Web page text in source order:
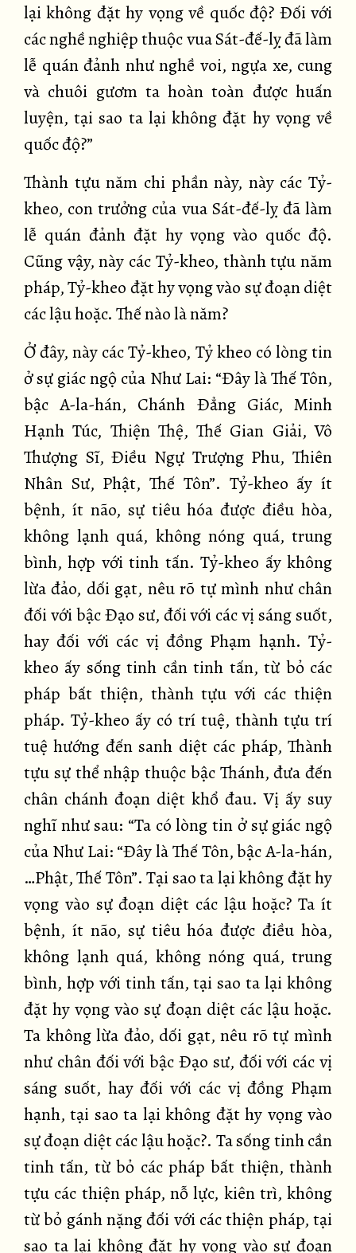
lại không đặt hy vọng về quốc độ? Đối với
các nghề nghiệp thuộc vua Sát-đế-lỵ đã làm
lễ quán đảnh như nghề voi, ngựa xe, cung
và chuôi gươm ta hoàn toàn được huấn
luyện, tại sao ta lại không đặt hy vọng về
quốc độ?”
Thành tựu năm chi phần này, này các Tỷ-
kheo, con trưởng của vua Sát-đế-lỵ đã làm
lễ quán đảnh đặt hy vọng vào quốc độ.
Cũng vậy, này các Tỷ-kheo, thành tựu năm
pháp, Tỷ-kheo đặt hy vọng vào sự đoạn diệt
các lậu hoặc. Thế nào là năm?
Ở đây, này các Tỷ-kheo, Tỷ kheo có lòng tin
ở sự giác ngộ của Như Lai: “Đây là Thế Tôn,
bậc A-la-hán, Chánh Đẳng Giác, Minh
Hạnh Túc, Thiện Thệ, Thế Gian Giải, Vô
Thượng Sĩ, Điều Ngự Trượng Phu, Thiên
Nhân Sư, Phật, Thế Tôn”. Tỷ-kheo ấy ít
bệnh, ít não, sự tiêu hóa được điều hòa,
không lạnh quá, không nóng quá, trung
bình, hợp với tinh tấn. Tỷ-kheo ấy không
lừa đảo, dối gạt, nêu rõ tự mình như chân
đối với bậc Đạo sư, đối với các vị sáng suốt,
hay đối với các vị đồng Phạm hạnh. Tỷ-
kheo ấy sống tinh cần tinh tấn, từ bỏ các
pháp bất thiện, thành tựu với các thiện
pháp. Tỷ-kheo ấy có trí tuệ, thành tựu trí
tuệ hướng đến sanh diệt các pháp, Thành
tựu sự thể nhập thuộc bậc Thánh, đưa đến
chân chánh đoạn diệt khổ đau. Vị ấy suy
nghĩ như sau: “Ta có lòng tin ở sự giác ngộ
của Như Lai: “Đây là Thế Tôn, bậc A-la-hán,
…Phật, Thế Tôn”. Tại sao ta lại không đặt hy
vọng vào sự đoạn diệt các lậu hoặc? Ta ít
bệnh, ít não, sự tiêu hóa được điều hòa,
không lạnh quá, không nóng quá, trung
bình, hợp với tinh tấn, tại sao ta lại không
đặt hy vọng vào sự đoạn diệt các lậu hoặc.
Ta không lừa đảo, dối gạt, nêu rõ tự mình
như chân đối với bậc Đạo sư, đối với các vị
sáng suốt, hay đối với các vị đồng Phạm
hạnh, tại sao ta lại không đặt hy vọng vào
sự đoạn diệt các lậu hoặc?. Ta sống tinh cần
tinh tấn, từ bỏ các pháp bất thiện, thành
tựu các thiện pháp, nỗ lực, kiên trì, không
từ bỏ gánh nặng đối với các thiện pháp, tại
sao ta lại không đặt hy vọng vào sự đoạn